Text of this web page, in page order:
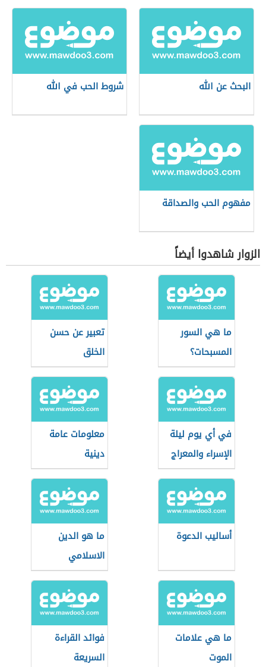
البحث عن الله شروط الحب في الله
مفهوم الحب والصداقة
الزوار شاهدوا أيضاً
ما هي السور
المسبحات؟
تعبير عن حسن
الخلق
في أي يوم ليلة
الإسراء والمعراج
معلومات عامة
دينية
أساليب الدعوة
ما هو الدين
الاسلامي
ما هي علامات
الموت
فوائد القراءة
السريعة